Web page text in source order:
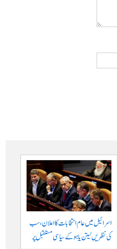
اسرائیل میں عام انتخابات کا اعلان، سب
کی نظریں نیتن یاہو کے سیاسی مستقبل پر